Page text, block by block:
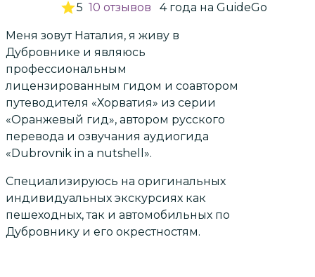
5 10 отзывов 4 года на GuideGo
Меня зовут Наталия, я живу в
Дубровнике и являюсь
профессиональным
лицензированным гидом и соавтором
путеводителя «Хорватия» из серии
«Оранжевый гид», автором русского
перевода и озвучания аудиогида
«Dubrovnik in a nutshell».
Специализируюсь на оригинальных
индивидуальных экскурсиях как
пешеходных, так и автомобильных по
Дубровнику и его окрестностям.